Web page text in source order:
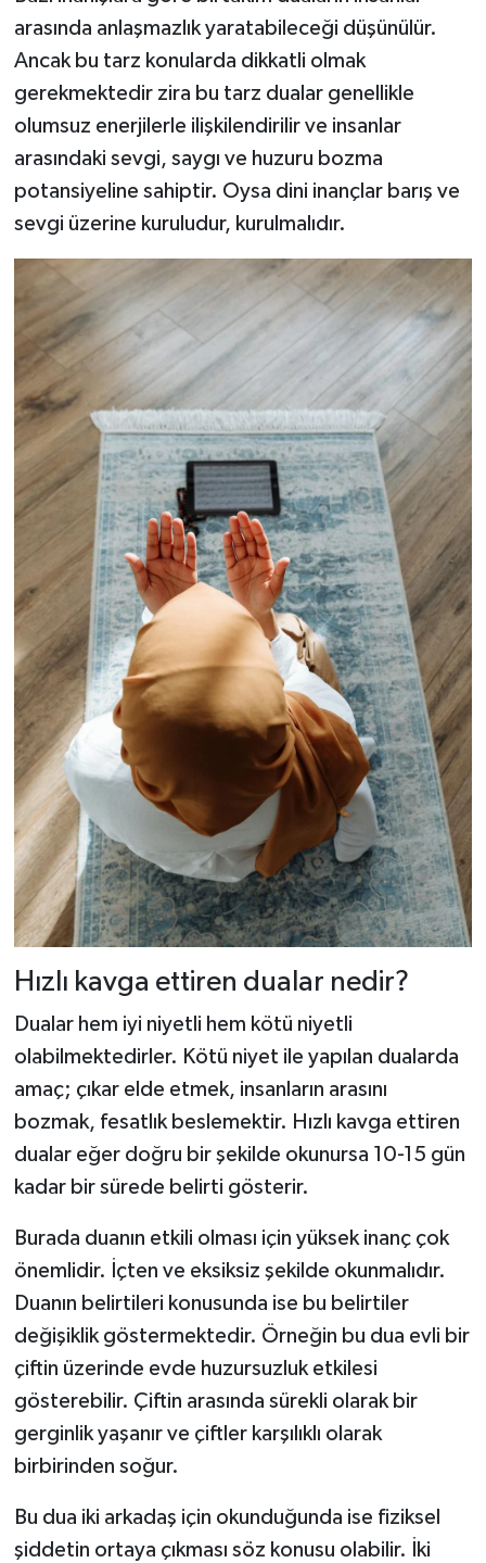
arasında anlaşmazlık yaratabileceği düşünülür.
Ancak bu tarz konularda dikkatli olmak
gerekmektedir zira bu tarz dualar genellikle
olumsuz enerjilerle ilişkilendirilir ve insanlar
arasındaki sevgi, saygı ve huzuru bozma
potansiyeline sahiptir. Oysa dini inançlar barış ve
sevgi üzerine kuruludur, kurulmalıdır.
Hızlı kavga ettiren dualar nedir?
Dualar hem iyi niyetli hem kötü niyetli
olabilmektedirler. Kötü niyet ile yapılan dualarda
amaç; çıkar elde etmek, insanların arasını
bozmak, fesatlık beslemektir. Hızlı kavga ettiren
dualar eğer doğru bir şekilde okunursa 10-15 gün
kadar bir sürede belirti gösterir.
Burada duanın etkili olması için yüksek inanç çok
önemlidir. İçten ve eksiksiz şekilde okunmalıdır.
Duanın belirtileri konusunda ise bu belirtiler
değişiklik göstermektedir. Örneğin bu dua evli bir
çiftin üzerinde evde huzursuzluk etkilesi
gösterebilir. Çiftin arasında sürekli olarak bir
gerginlik yaşanır ve çiftler karşılıklı olarak
birbirinden soğur.
Bu dua iki arkadaş için okunduğunda ise fiziksel
şiddetin ortaya çıkması söz konusu olabilir. İki